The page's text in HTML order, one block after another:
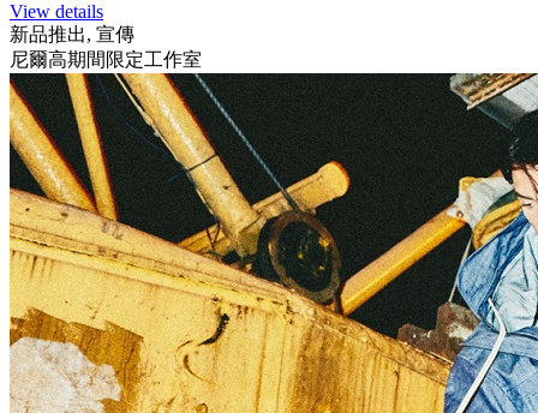
View details
新品推出, 宣傳
尼爾高期間限定工作室